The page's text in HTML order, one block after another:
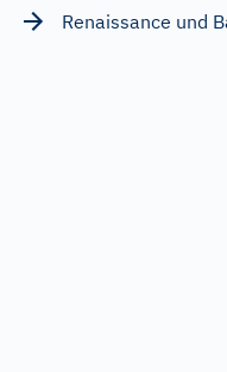
Renaissance und